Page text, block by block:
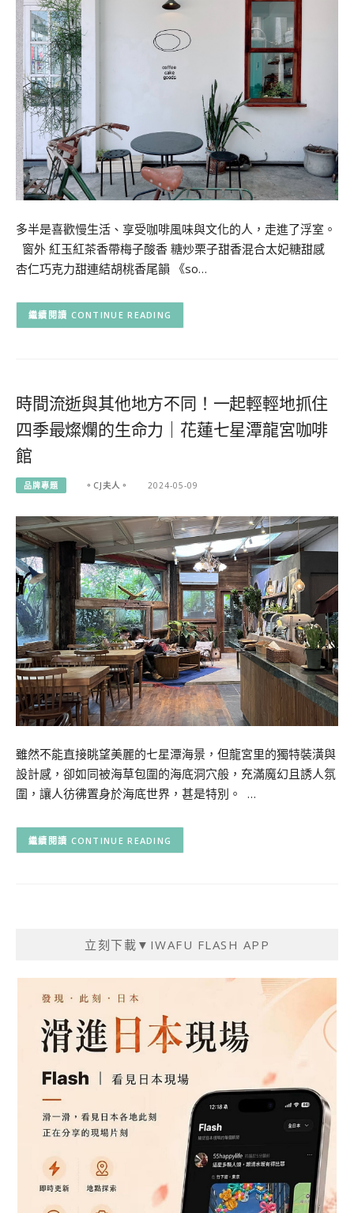
多半是喜歡慢生活、享受咖啡風味與文化的人，走進了浮室。
窗外 紅玉紅茶香帶梅子酸香 糖炒栗子甜香混合太妃糖甜感
杏仁巧克力甜連結胡桃香尾韻 《so…
CONTINUE READING
時間流逝與其他地方不同！一起輕輕地抓住
四季最燦爛的生命力｜花蓮七星潭龍宮咖啡
館
品牌專題 。CJ夫人。 2024-05-09
雖然不能直接眺望美麗的七星潭海景，但龍宮里的獨特裝潢與
設計感，卻如同被海草包圍的海底洞穴般，充滿魔幻且誘人氛
圍，讓人彷彿置身於海底世界，甚是特別。 …
CONTINUE READING
立刻下載▼IWAFU FLASH APP